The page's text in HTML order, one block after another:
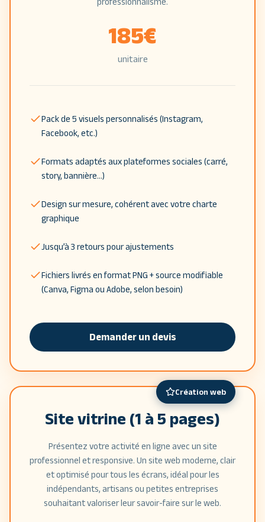
185€
unitaire
Pack de 5 visuels personnalisés (Instagram,
Facebook, etc.)
Formats adaptés aux plateformes sociales (carré,
story, bannière…)
Design sur mesure, cohérent avec votre charte
graphique
Jusqu’à 3 retours pour ajustements
Fichiers livrés en format PNG + source modifiable
(Canva, Figma ou Adobe, selon besoin)
Demander un devis
Création web
Site vitrine (1 à 5 pages)
Présentez votre activité en ligne avec un site
professionnel et responsive. Un site web moderne, clair
et optimisé pour tous les écrans, idéal pour les
indépendants, artisans ou petites entreprises
souhaitant valoriser leur savoir-faire sur le web.